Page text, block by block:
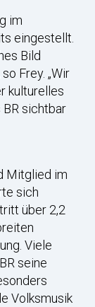
im
eingestellt.
Bild
Frey. „Wir
kulturelles
BR sichtbar
Mitglied im
sich
über 2,2
Viele
seine
Volksmusik